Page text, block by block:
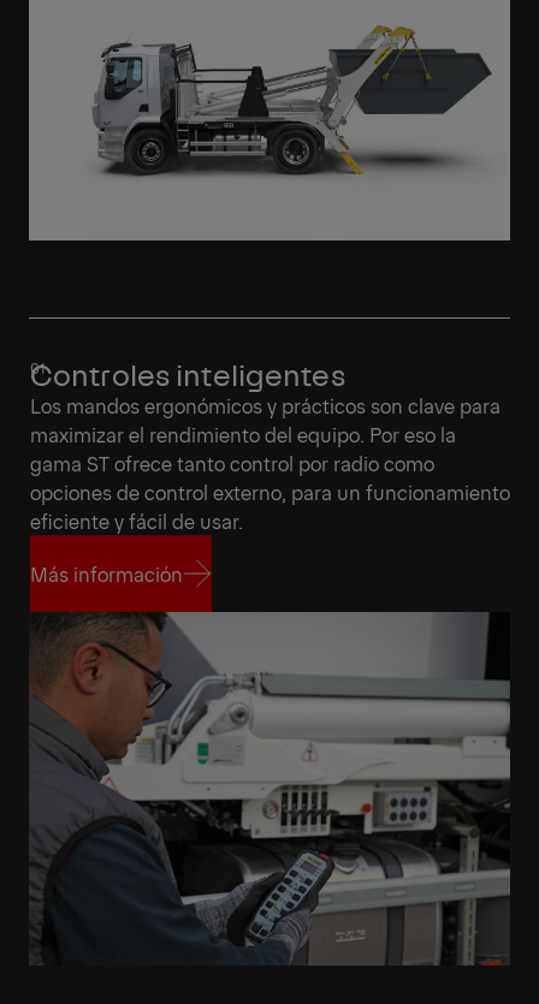
Controles inteligentes
Los mandos ergonómicos y prácticos son clave para
maximizar el rendimiento del equipo. Por eso la
gama ST ofrece tanto control por radio como
opciones de control externo, para un funcionamiento
eficiente y fácil de usar.
Más información
Más información